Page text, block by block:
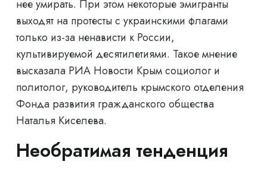
нее умирать. При этом некоторые эмигранты
выходят на протесты с украинскими флагами
только из-за ненависти к России,
культивируемой десятилетиями. Такое мнение
высказала РИА Новости Крым социолог и
политолог, руководитель крымского отделения
Фонда развития гражданского общества
Наталья Киселева.
Необратимая тенденция